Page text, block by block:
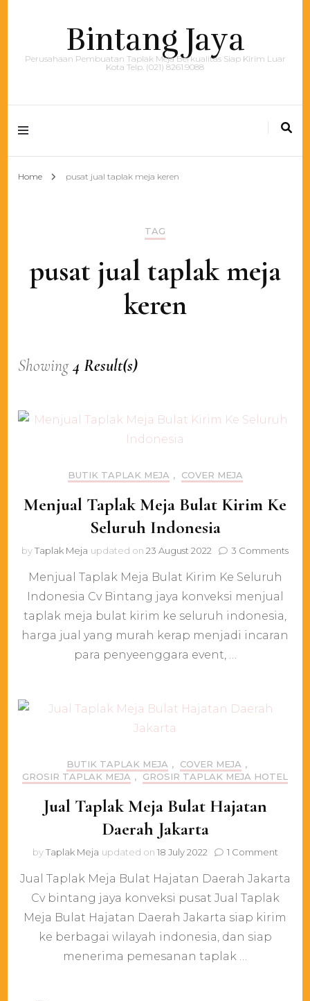
Bintang Jaya
Perusahaan Pembuatan Taplak Meja Berkualitas Siap Kirim Luar
Kota Telp. (021) 8261.9088
Home pusat jual taplak meja keren
TAG
pusat jual taplak meja
keren
Showing4 Result(s)
BUTIK TAPLAK MEJA , COVER MEJA
Menjual Taplak Meja Bulat Kirim Ke
Seluruh Indonesia
byTaplak Meja updated on 23 August 2022 3 Commentson
Menjual Taplak Meja Bulat Kirim Ke Seluruh
Indonesia Cv Bintang jaya konveksi menjual
taplak meja bulat kirim ke seluruh indonesia,
harga jual yang murah kerap menjadi incaran
para penyeenggara event, …
BUTIK TAPLAK MEJA , COVER MEJA ,
GROSIR TAPLAK MEJA , GROSIR TAPLAK MEJA HOTEL
Jual Taplak Meja Bulat Hajatan
Daerah Jakarta
byTaplak Meja updated on 18 July 2022 1 Commenton
Taplak
Jual Taplak Meja Bulat Hajatan Daerah Jakarta
Cv bintang jaya konveksi pusat Jual Taplak
Meja Bulat Hajatan Daerah Jakarta siap kirim
ke berbagai wilayah indonesia, dan siap
menerima pemesanan taplak …